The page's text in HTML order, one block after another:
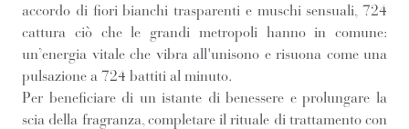
accordo di fiori bianchi trasparenti e muschi sensuali, 724
cattura ciò che le grandi metropoli hanno in comune:
un’energia vitale che vibra all'unisono e risuona come una
pulsazione a 724 battiti al minuto.
Per beneficiare di un istante di benessere e prolungare la
scia della fragranza, completare il rituale di trattamento con